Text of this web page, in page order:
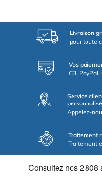
Livraison
pour toute
Vos
CB,
Service
Appelez-
Traitement
Traitement